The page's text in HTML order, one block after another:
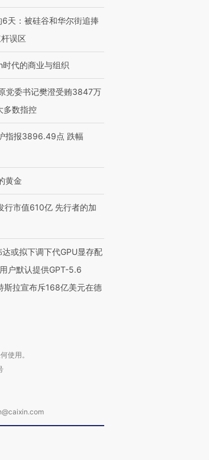
思的生活方式·第三对
天：被硅谷和华尔街追捧
误区
代的商业与组织
党委书记樊澄受贿3847万
多数指控
指报3896.49点 跌幅
黄金
行市值610亿 先行者的加
或拟下调下代GPU显存配
户默认提供GPT-5.6
斯拉宣布斥168亿美元在德
使用。